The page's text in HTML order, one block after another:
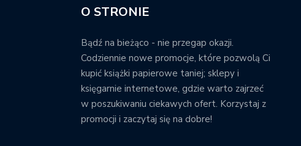
O STRONIE
Bądź na bieżąco - nie przegap okazji.
Codziennie nowe promocje, które pozwolą Ci
kupić książki papierowe taniej; sklepy i
księgarnie internetowe, gdzie warto zajrzeć
w poszukiwaniu ciekawych ofert. Korzystaj z
promocji i zaczytaj się na dobre!